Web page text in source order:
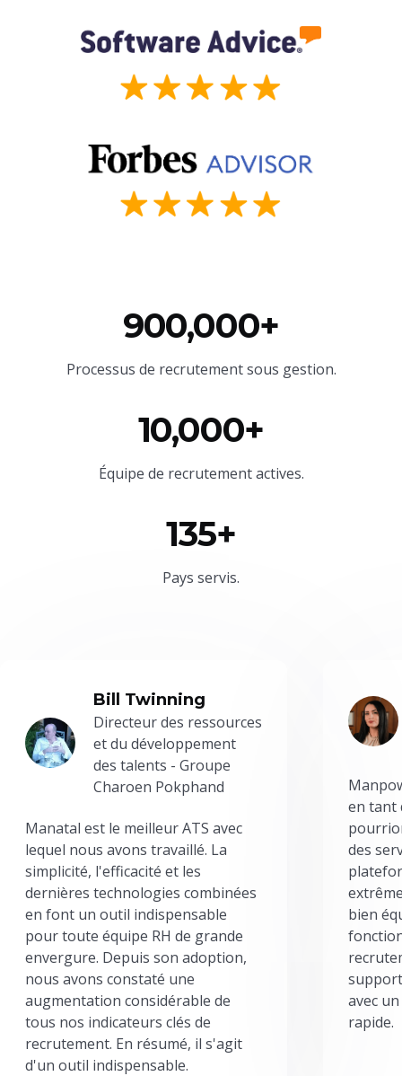
900,000+
Processus de recrutement sous gestion.
10,000+
Équipe de recrutement actives.
135+
Pays servis.
Bill Twinning
Directeur des ressources
et du développement
des talents - Groupe
Charoen Pokphand
Manatal est le meilleur ATS avec
lequel nous avons travaillé. La
simplicité, l'efficacité et les
dernières technologies combinées
en font un outil indispensable
pour toute équipe RH de grande
envergure. Depuis son adoption,
nous avons constaté une
augmentation considérable de
tous nos indicateurs clés de
recrutement. En résumé, il s'agit
d'un outil indispensable.
en tant
des
bien
avec
rapide.